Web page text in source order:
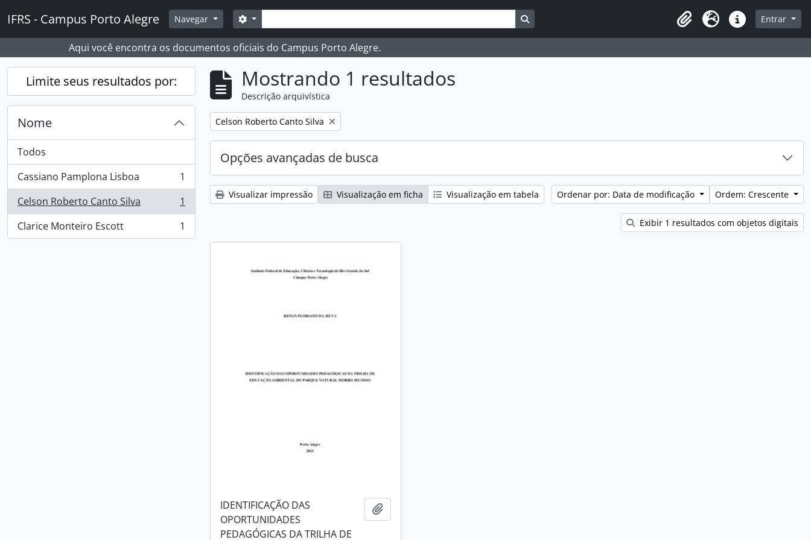
IFRS - Campus Porto Alegre Navegar Buscar
Opções de busca Busque na página de navegação
Idioma Atalhos Entrar
Aqui você encontra os documentos oficiais do Campus Porto Alegre.
Limite seus resultados por:
Nome
Todos
Cassiano Pamplona Lisboa
, 1 resultados
1
Celson Roberto Canto Silva
, 1 resultados
1
Clarice Monteiro Escott
, 1 resultados 1
Mostrando 1 resultados
Descrição arquivística
Remover filtro:
Celson Roberto Canto Silva
Opções avançadas de busca
Visualizar impressão Visualização em ficha Visualização em tabela Ordenar por: Data de modificação Ordem: Crescente
Exibir 1 resultados com objetos digitais
IDENTIFICAÇÃO DAS
OPORTUNIDADES
PEDAGÓGICAS DA TRILHA DE